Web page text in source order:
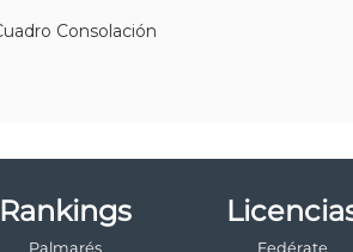
Rankings
Palmarés
Fedérate